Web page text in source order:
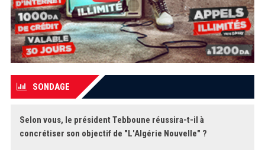
SONDAGE
Selon vous, le président Tebboune réussira-t-il à
concrétiser son objectif de "L'Algérie Nouvelle" ?